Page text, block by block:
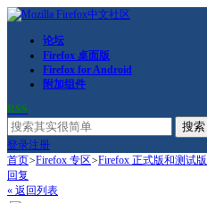
论坛
Firefox 桌面版
Firefox for Android
附加组件
RSS
搜索
登录注册
首页>Firefox 专区>Firefox 正式版和测试版
回复
« 返回列表